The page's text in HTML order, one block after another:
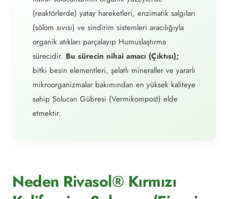
(reaktörlerde) yatay hareketleri, enzimatik salgıları
(sölom sıvısı) ve sindirim sistemleri aracılığıyla
organik atıkları parçalayıp Humuslaştırma
sürecidir. Bu sürecin nihai amacı (Çıktısı);
bitki besin elementleri, şelatlı mineraller ve yararlı
mikroorganizmalar bakımından en yüksek kaliteye
sahip Solucan Gübresi (Vermikompost) elde
etmektir.
Neden Rivasol® Kırmızı